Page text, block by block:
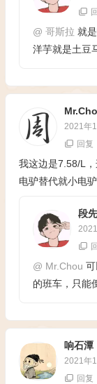
@ 哥斯拉 就
洋芋就是土豆
2021年
回复
我这边是7.58/L
电驴替代就小电
段
@ Mr.Chou
的班车，只能
响石潭
2021年
回复